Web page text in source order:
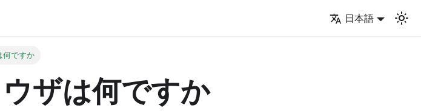
日本語
何ですか
ザは何ですか